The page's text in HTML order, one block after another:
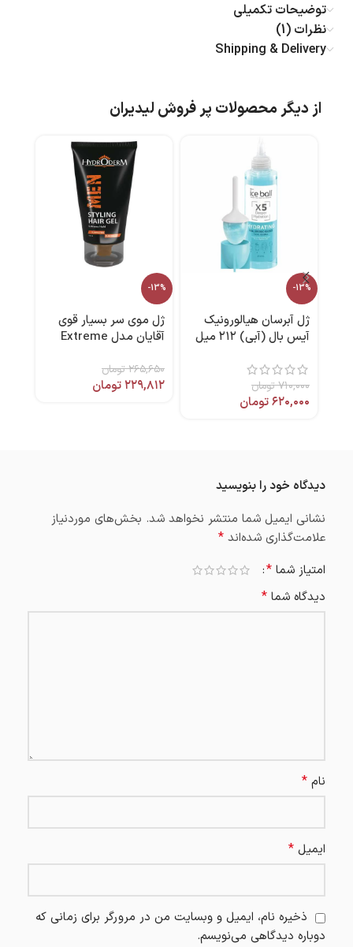
توضیحات تکمیلی
نظرات (1)
Shipping & Delivery
از دیگر محصولات پر فروش لیدیران
-13%
ژل آبرسان هیالورونیک
آیس بال (آبی) ۲۱۲ میل
۷۱۰,۰۰۰تومان
۶۲۰,۰۰۰تومان
-13%
ژل موی سر بسیار قوی
آقایان مدل Extreme
هیدرودرم
۲۶۵,۶۵۰تومان
۲۲۹,۸۱۲تومان
دیدگاه خود را بنویسید
نشانی ایمیل شما منتشر نخواهد شد. بخش‌های موردنیاز
علامت‌گذاری شده‌اند *
امتیاز شما *
دیدگاه شما *
نام *
ایمیل *
ذخیره نام، ایمیل و وبسایت من در مرورگر برای زمانی که
دوباره دیدگاهی می‌نویسم.